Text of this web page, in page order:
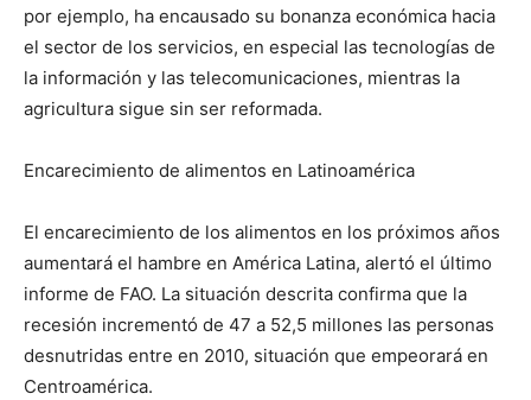
por ejemplo, ha encausado su bonanza económica hacia
el sector de los servicios, en especial las tecnologías de
la información y las telecomunicaciones, mientras la
agricultura sigue sin ser reformada.
Encarecimiento de alimentos en Latinoamérica
El encarecimiento de los alimentos en los próximos años
aumentará el hambre en América Latina, alertó el último
informe de FAO. La situación descrita confirma que la
recesión incrementó de 47 a 52,5 millones las personas
desnutridas entre en 2010, situación que empeorará en
Centroamérica.